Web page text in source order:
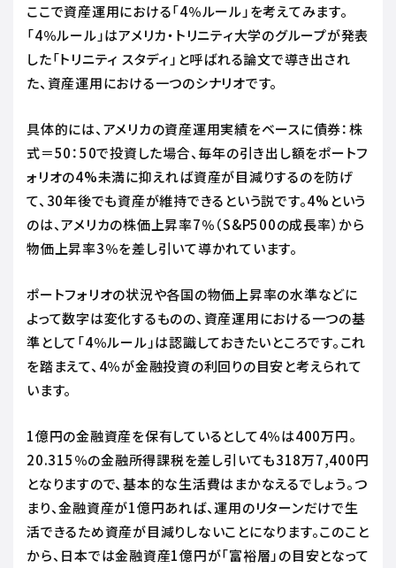
ここで資産運用における「4％ルール」を考えてみます。
「4％ルール」はアメリカ・トリニティ大学のグループが発表
した「トリニティ スタディ」と呼ばれる論文で導き出され
た、資産運用における一つのシナリオです。
具体的には、アメリカの資産運用実績をベースに債券：株
式＝50：50で投資した場合、毎年の引き出し額をポートフ
ォリオの4%未満に抑えれば資産が目減りするのを防げ
て、30年後でも資産が維持できるという説です。4%という
のは、アメリカの株価上昇率7％（S&P500の成長率）から
物価上昇率3％を差し引いて導かれています。
ポートフォリオの状況や各国の物価上昇率の水準などに
よって数字は変化するものの、資産運用における一つの基
準として「4％ルール」は認識しておきたいところです。これ
を踏まえて、4％が金融投資の利回りの目安と考えられて
います。
1億円の金融資産を保有しているとして4％は400万円。
20.315％の金融所得課税を差し引いても318万7,400円
となりますので、基本的な生活費はまかなえるでしょう。つ
まり、金融資産が1億円あれば、運用のリターンだけで生
活できるため資産が目減りしないことになります。このこと
から、日本では金融資産1億円が「富裕層」の目安となって